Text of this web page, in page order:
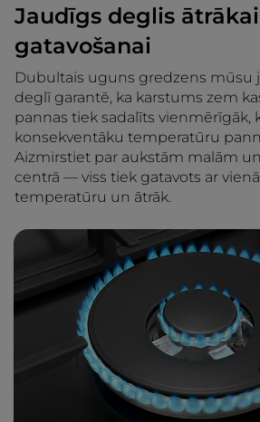
Jaudīgs deglis ātrākai
gatavošanai
Dubultais uguns gredzens mūsu
deglī garantē, ka karstums zem
pannas tiek sadalīts vienmērīgāk,
konsekventāku temperatūru
Aizmirstiet par aukstām malām
centrā — viss tiek gatavots ar
temperatūru un ātrāk.